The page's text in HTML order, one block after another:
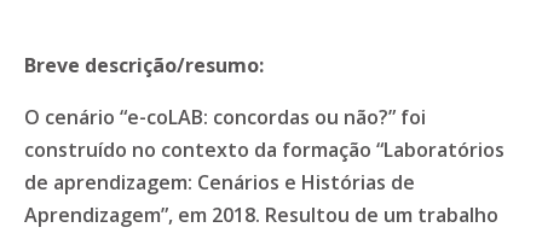
Breve descrição/resumo:
O cenário “e-coLAB: concordas ou não?” foi
construído no contexto da formação “Laboratórios
de aprendizagem: Cenários e Histórias de
Aprendizagem”, em 2018. Resultou de um trabalho